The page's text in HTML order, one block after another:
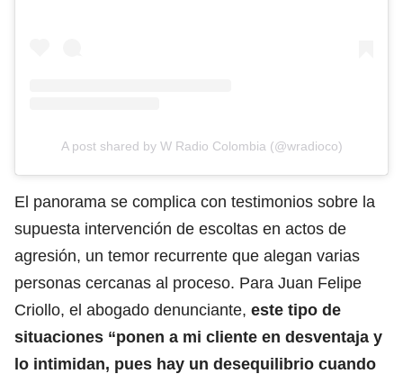
A post shared by W Radio Colombia (@wradioco)
El panorama se complica con testimonios sobre la
supuesta intervención de escoltas en actos de
agresión, un temor recurrente que alegan varias
personas cercanas al proceso. Para Juan Felipe
Criollo, el abogado denunciante, este tipo de
situaciones “ponen a mi cliente en desventaja y
lo intimidan, pues hay un desequilibrio cuando